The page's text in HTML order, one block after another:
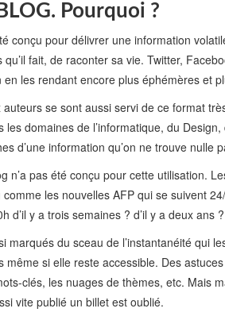
Pourquoi ?
conçu pour délivrer une information
fait, de raconter sa vie. Twitter,
en les rendant encore plus éphémères et
se sont aussi servi de ce format
les domaines de l’informatique, du
d’une information qu’on ne trouve nulle
n’a pas été conçu pour cette utilisation.
les nouvelles AFP qui se suivent
d’il y a trois semaines ? d’il y a deux ans
marqués du sceau de l’instantanéité qui
même si elle reste accessible. Des
clés, les nuages de thèmes, etc. Mais
vite publié un billet est oublié.